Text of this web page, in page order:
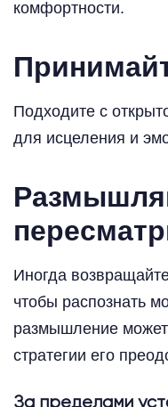
комфортности.
Подходите с
для исцеления и
Иногда
чтобы распознать
размышление может
стратегии его
За пределами